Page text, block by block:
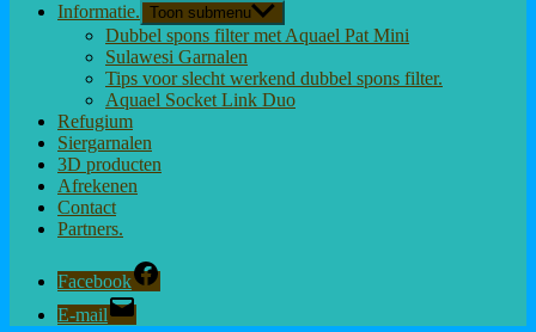
Informatie. Toon submenu
Dubbel spons filter met Aquael Pat Mini
Sulawesi Garnalen
Tips voor slecht werkend dubbel spons filter.
Aquael Socket Link Duo
Refugium
Siergarnalen
3D producten
Afrekenen
Contact
Partners.
Facebook
E-mail